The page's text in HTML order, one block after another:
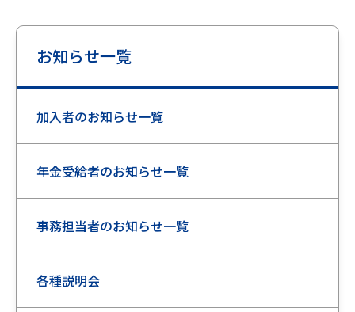
お知らせ一覧
加入者のお知らせ一覧
年金受給者のお知らせ一覧
事務担当者のお知らせ一覧
各種説明会